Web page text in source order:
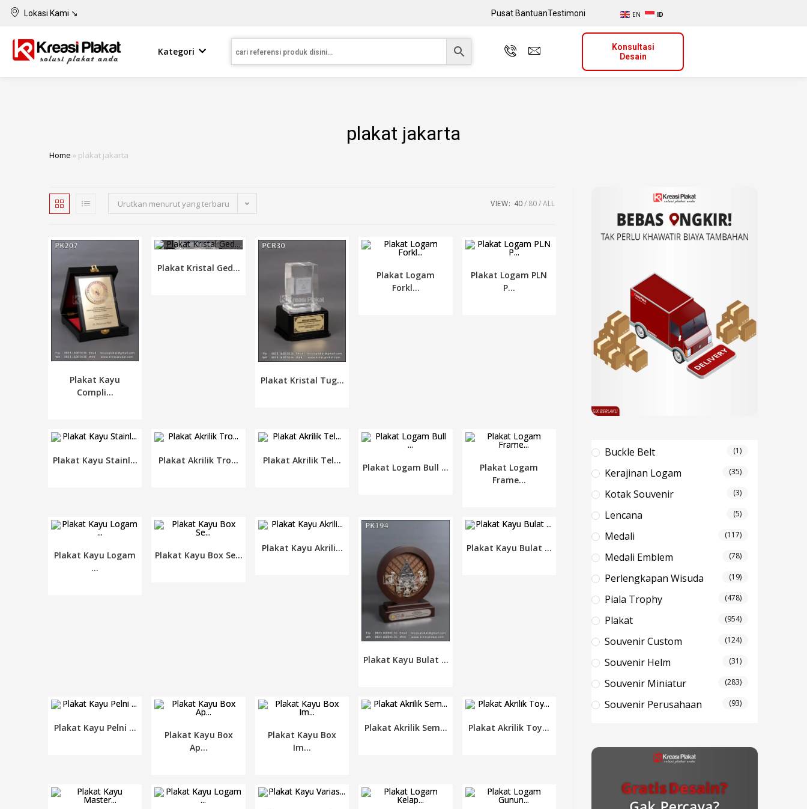
Lokasi Kami ↘ Pusat BantuanTestimoni EN ID
Kategori
Konsultasi
Desain
plakat jakarta
Home » plakat jakarta
Urutkan menurut yang terbaru VIEW: 40 80 ALL
Plakat Kayu
Compli...
Plakat Kristal Ged...
Plakat Kristal Tug...
Plakat Logam
Forkl...
Plakat Logam PLN
P...
Plakat Kayu Stainl... Plakat Akrilik Tro... Plakat Akrilik Tel...
Plakat Logam Bull ...
Plakat Logam
Frame...
Plakat Kayu Logam
...
Plakat Kayu Box Se...
Plakat Kayu Akrili...
Plakat Kayu Bulat ...
Plakat Kayu Bulat ...
Plakat Kayu Pelni ...
Plakat Kayu Box
Ap...
Plakat Kayu Box
Im...
Plakat Akrilik Sem... Plakat Akrilik Toy...
Buckle Belt (1)
Kerajinan Logam (35)
Kotak Souvenir (3)
Lencana (5)
Medali (117)
Medali Emblem (78)
Perlengkapan Wisuda (19)
Piala Trophy (478)
Plakat (954)
Souvenir Custom (124)
Souvenir Helm (31)
Souvenir Miniatur (283)
Souvenir Perusahaan (93)